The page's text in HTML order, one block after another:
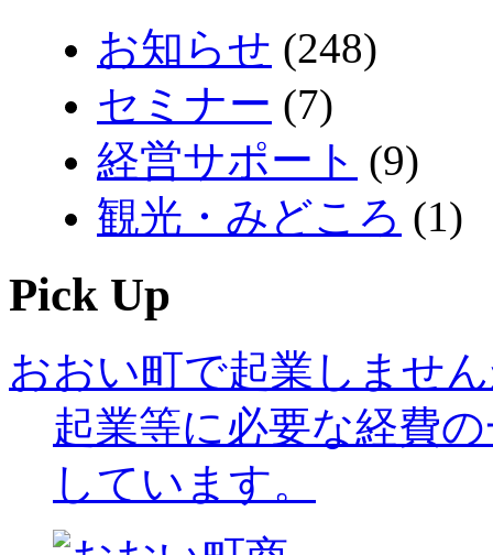
お知らせ (248)
セミナー (7)
経営サポート (9)
観光・みどころ (1)
Pick Up
おおい町で起業しませ
起業等に必要な経費
しています。